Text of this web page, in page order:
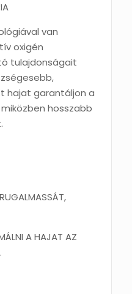
van
oxigén
tulajdonságait
hajat garantáljon a
hosszabb
A HAJAT AZ